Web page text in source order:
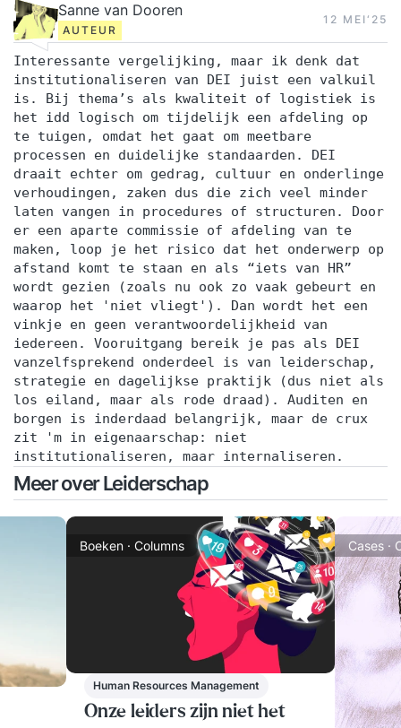
Sanne van Dooren
AUTEUR
12 MEI‘25
Interessante vergelijking, maar ik denk dat
institutionaliseren van DEI juist een valkuil
is. Bij thema’s als kwaliteit of logistiek is
het idd logisch om tijdelijk een afdeling op
te tuigen, omdat het gaat om meetbare
processen en duidelijke standaarden. DEI
draait echter om gedrag, cultuur en onderlinge
verhoudingen, zaken dus die zich veel minder
laten vangen in procedures of structuren. Door
er een aparte commissie of afdeling van te
maken, loop je het risico dat het onderwerp op
afstand komt te staan en als “iets van HR”
wordt gezien (zoals nu ook zo vaak gebeurt en
waarop het 'niet vliegt'). Dan wordt het een
vinkje en geen verantwoordelijkheid van
iedereen. Vooruitgang bereik je pas als DEI
vanzelfsprekend onderdeel is van leiderschap,
strategie en dagelijkse praktijk (dus niet als
los eiland, maar als rode draad). Auditen en
borgen is inderdaad belangrijk, maar de crux
zit 'm in eigenaarschap: niet
institutionaliseren, maar internaliseren.
Meer over Leiderschap
Boeken · Columns
Human Resources Management
Onze leiders zijn niet het
Cases ·